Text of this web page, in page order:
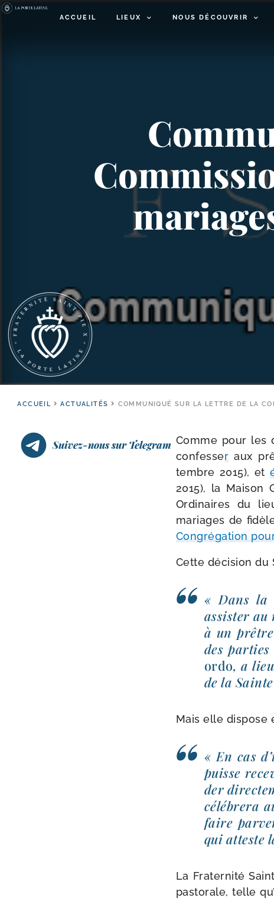
ACCUEIL LIEUX NOUS DÉCOUVRIR
ACCUEIL ACTUALITÉS COMMUNIQUÉ SUR LA LETTRE DE LA
Suivez-nous sur Telegram Comme pour les
confesser aux
tembre 2015), et
2015), la Maison
Ordinaires du
mariages de
Congrégation
Cette déci­sion du
« Dans la
assis­ter au
à un
des
ordo, a
de la
Mais elle dis­pose
« En cas
puisse
der
célé­bre­ra
faire
qui atteste
La Fraternité
pas­to­rale, telle